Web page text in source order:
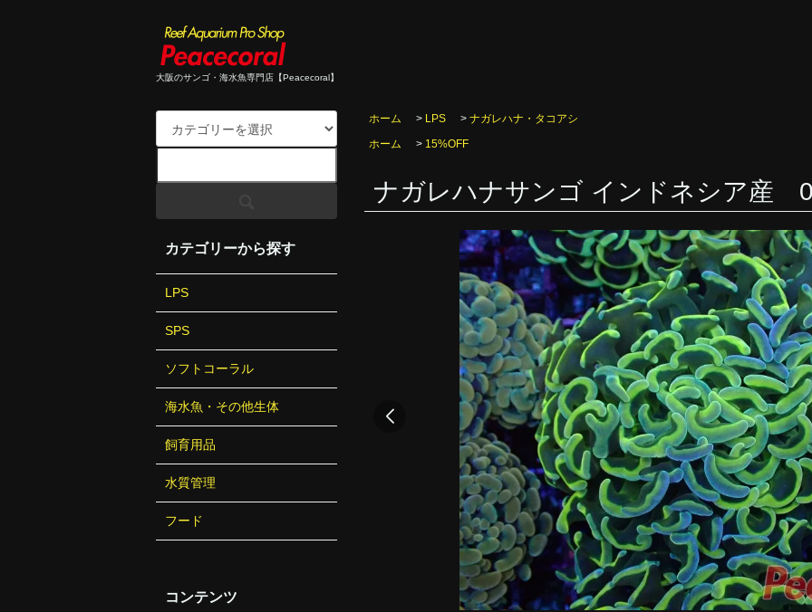
大阪のサンゴ・海水魚専門店【Peacecoral】
ホーム > LPS > ナガレハナ・タコアシ
ホーム
> 15%OFF
ナガレハナサンゴ インドネシア産
カテゴリーから探す
LPS
SPS
ソフトコーラル
海水魚・その他生体
飼育用品
水質管理
フード
コンテンツ